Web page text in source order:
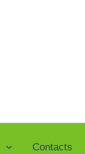
Contacts